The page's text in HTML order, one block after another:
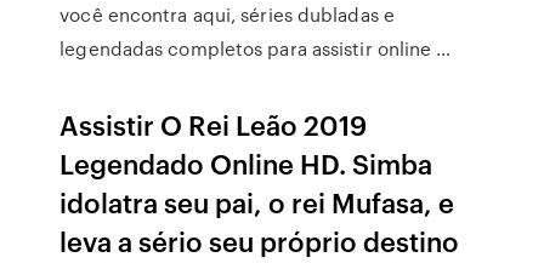
você encontra aqui, séries dubladas e
legendadas completos para assistir online …
Assistir O Rei Leão 2019
Legendado Online HD. Simba
idolatra seu pai, o rei Mufasa, e
leva a sério seu próprio destino